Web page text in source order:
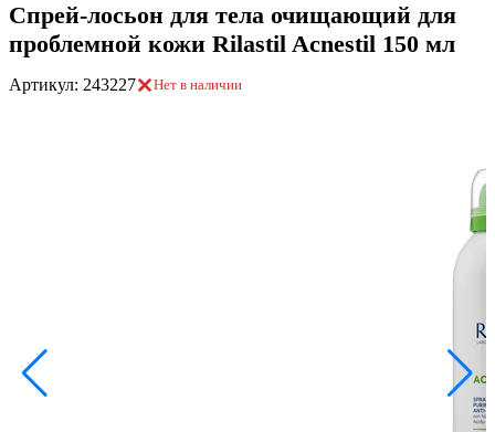
Спрей-лосьон для тела очищающий для
проблемной кожи Rilastil Acnestil 150 мл
Артикул: 243227 Нет в наличии